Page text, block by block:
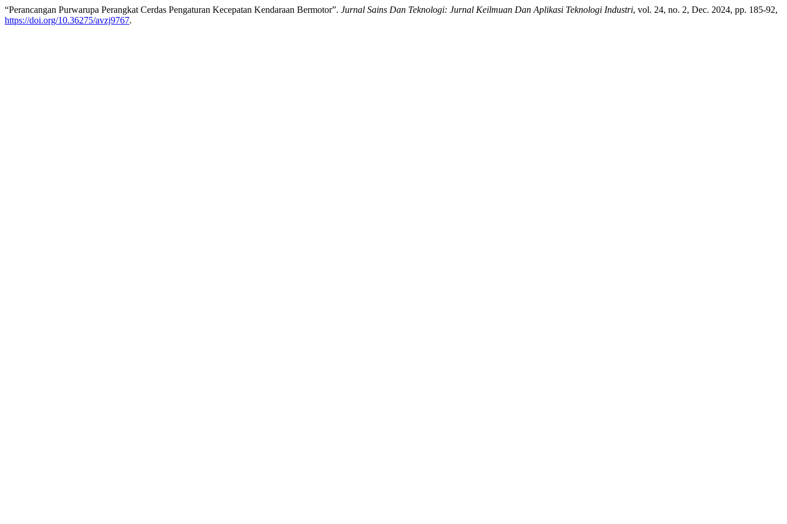
“Perancangan Purwarupa Perangkat Cerdas Pengaturan Kecepatan Kendaraan Bermotor”. Jurnal Sains Dan Teknologi: Jurnal Keilmuan Dan Aplikasi Teknologi Industri, vol. 24, no. 2, Dec. 2024, pp. 185-92,
https://doi.org/10.36275/avzj9767.